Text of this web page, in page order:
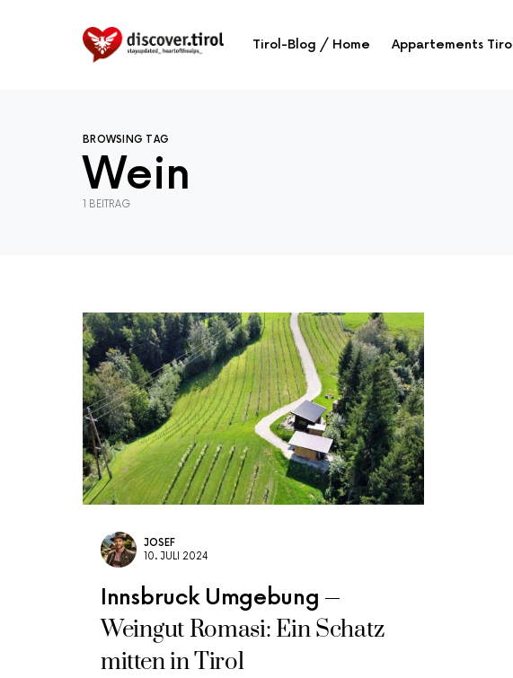
Tirol-Blog / Home Appartements Tirol
BROWSING TAG
Wein
1 BEITRAG
JOSEF
10. JULI 2024
Innsbruck Umgebung
Weingut Romasi: Ein Schatz
mitten in Tirol